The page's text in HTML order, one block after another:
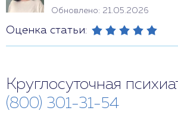
Обновлено: 21.05.2026
Оценка статьи:
Круглосуточная
(800) 301-31-54